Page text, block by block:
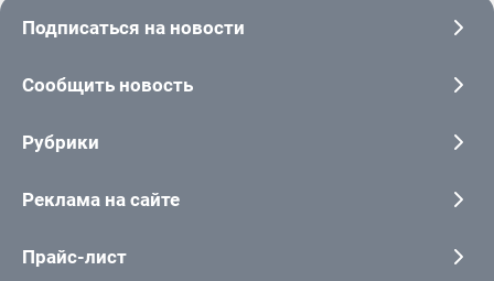
Подписаться на новости
Сообщить новость
Рубрики
Реклама на сайте
Прайс-лист